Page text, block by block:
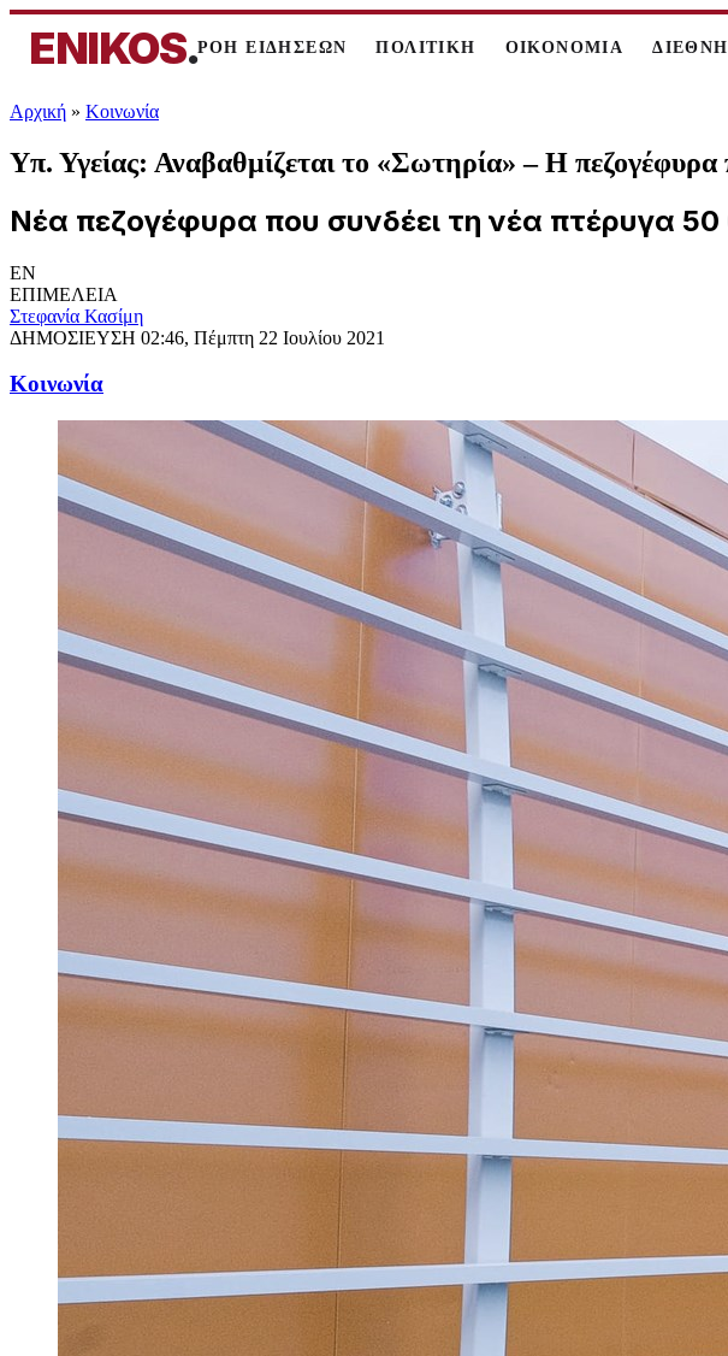
ENIKOS.ΡΟΗ ΕΙΔΗΣΕΩΝ ΠΟΛΙΤΙΚΗ ΟΙΚΟΝΟΜΙΑ ΔΙΕΘΝΗ
Αρχική » Κοινωνία
Υπ. Υγείας: Αναβαθμίζεται το «Σωτηρία» – Η
Νέα πεζογέφυρα που συνδέει τη νέα πτέρυγα
EN
ΕΠΙΜΕΛΕΙΑ
Στεφανία Κασίμη
ΔΗΜΟΣΙΕΥΣΗ 02:46, Πέμπτη 22 Ιουλίου 2021
Κοινωνία